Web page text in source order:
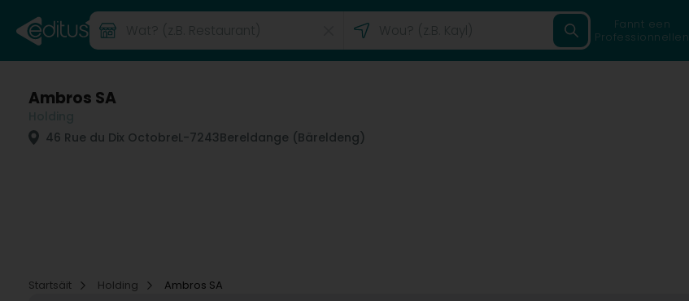
Fannt een
Professionnellen
Ambros SA
46 Rue du Dix OctobreL-7243Bereldange (Bäreldeng)
Startsäit
Holding Ambros SA